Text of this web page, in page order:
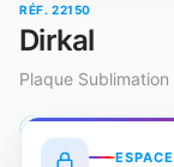
RÉF. 22150
Dirkal
Plaque Sublimation